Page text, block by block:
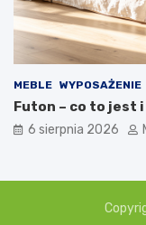
MEBLE WYPOSAŻENIE
Futon – co to jest
6 sierpnia 2026